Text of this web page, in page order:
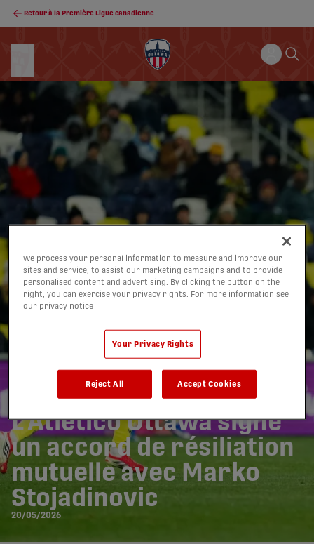
Retour à la Première Ligue canadienne
L'Atlético Ottawa signe
un accord de résiliation
mutuelle avec Marko
Stojadinovic
20/05/2026
We process your personal information to measure and improve our
sites and service, to assist our marketing campaigns and to provide
personalised content and advertising. By clicking the button on the
right, you can exercise your privacy rights. For more information see
our privacy notice
Your Privacy Rights
Reject All Accept Cookies